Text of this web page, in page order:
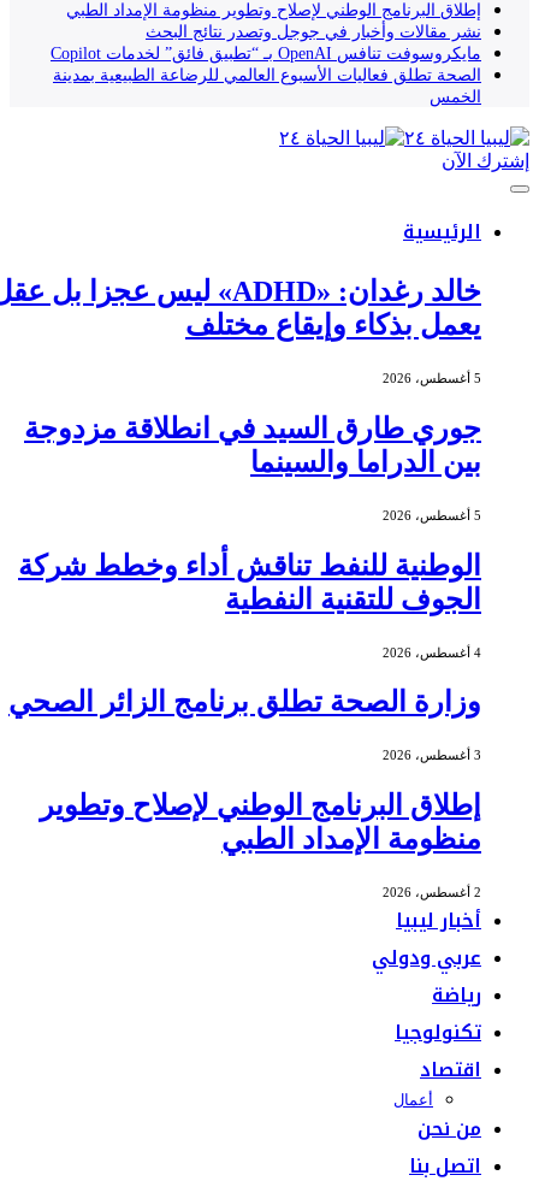
إطلاق البرنامج الوطني لإصلاح وتطوير منظومة الإمداد الطبي
نشر مقالات وأخبار في جوجل وتصدر نتائج البحث
مايكروسوفت تنافس OpenAI بـ “تطبيق فائق” لخدمات Copilot
الصحة تطلق فعاليات الأسبوع العالمي للرضاعة الطبيعية بمدينة
الخمس
إشترك الآن
الرئيسية
خالد رغدان: «ADHD» ليس عجزا بل عقل
يعمل بذكاء وإيقاع مختلف
جوري طارق السيد في انطلاقة مزدوجة
بين الدراما والسينما
الوطنية للنفط تناقش أداء وخطط شركة
الجوف للتقنية النفطية
وزارة الصحة تطلق برنامج الزائر الصحي
إطلاق البرنامج الوطني لإصلاح وتطوير
منظومة الإمداد الطبي
أخبار ليبيا
عربي ودولي
رياضة
تكنولوجيا
اقتصاد
أعمال
من نحن
اتصل بنا